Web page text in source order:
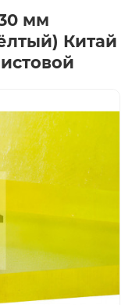
мм
Китай